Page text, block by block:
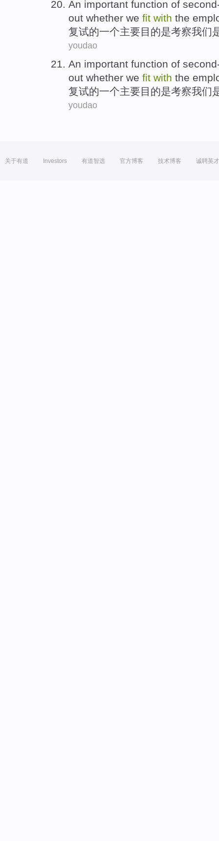
An important function of
out whether we fit with the
复试的一个主要目的是考察我们
youdao
An important function of
out whether we fit with the
复试的一个主要目的是考察我们
youdao
关于有道 Investors 有道智选 官方博客 技术博客 诚聘英才